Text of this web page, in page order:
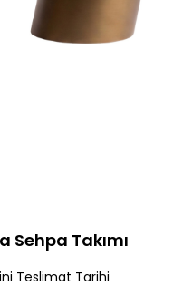
Sehpa Takımı
Teslimat Tarihi